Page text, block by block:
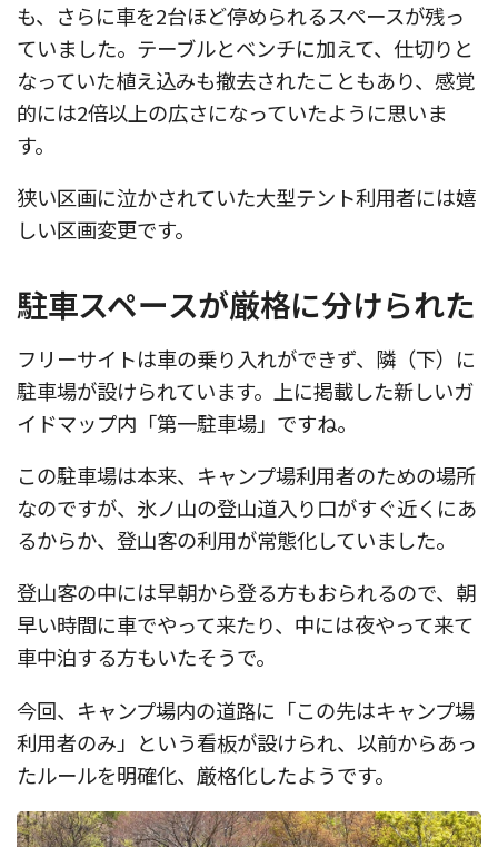
も、さらに車を2台ほど停められるスペースが残っ
ていました。テーブルとベンチに加えて、仕切りと
なっていた植え込みも撤去されたこともあり、感覚
的には2倍以上の広さになっていたように思いま
す。
狭い区画に泣かされていた大型テント利用者には嬉
しい区画変更です。
駐車スペースが厳格に分けられた
フリーサイトは車の乗り入れができず、隣（下）に
駐車場が設けられています。上に掲載した新しいガ
イドマップ内「第一駐車場」ですね。
この駐車場は本来、キャンプ場利用者のための場所
なのですが、氷ノ山の登山道入り口がすぐ近くにあ
るからか、登山客の利用が常態化していました。
登山客の中には早朝から登る方もおられるので、朝
早い時間に車でやって来たり、中には夜やって来て
車中泊する方もいたそうで。
今回、キャンプ場内の道路に「この先はキャンプ場
利用者のみ」という看板が設けられ、以前からあっ
たルールを明確化、厳格化したようです。